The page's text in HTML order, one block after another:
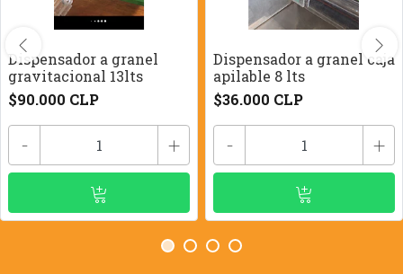
Dispensador a granel
gravitacional 13lts
$90.000 CLP
- +
Dispensador a granel caja
apilable 8 lts
$36.000 CLP
- +